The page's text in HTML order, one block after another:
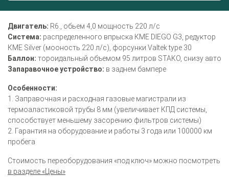
Двигатель: R6., обьем 4,0 мощность 220 л/с
Система: распределенного впрыска КМЕ DIEGO G3, редуктор
КМЕ Silver (моoность 220 л/с), форсунки Valtek type 30
Баллон: тороидальный объемом 95 литров STAKO, снизу авто
Запаравочное устройство: в заднем бампере
Особенности:
1. Заправочная и расходная газовые магистрали из
термоаластиковой трубы 8 мм (увеличивает КПД системы,
способствует меньшему засорению фильтров системы)
2. Гарантия на оборудование и работы 3 года или 100000 км
пробега
Стоимость переоборудования «под ключ» можно посмотреть
в разделе «Цены»